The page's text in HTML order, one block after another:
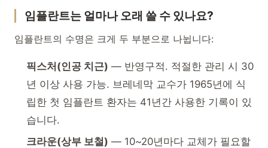
임플란트는 얼마나 오래 쓸 수 있나요?
임플란트의 수명은 크게 두 부분으로 나뉩니다:
픽스처(인공 치근) — 반영구적. 적절한 관리 시 30
년 이상 사용 가능. 브레네막 교수가 1965년에 식
립한 첫 임플란트 환자는 41년간 사용한 기록이 있
습니다.
크라운(상부 보철) — 10~20년마다 교체가 필요할